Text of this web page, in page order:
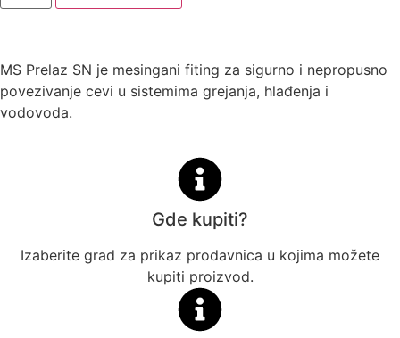
MS Prelaz SN je mesingani fiting za sigurno i nepropusno
povezivanje cevi u sistemima grejanja, hlađenja i
vodovoda.
Gde kupiti?
Izaberite grad za prikaz prodavnica u kojima možete
kupiti proizvod.